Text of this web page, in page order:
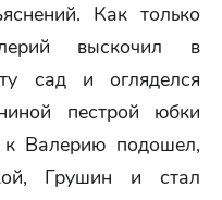
Как только
выскочил в
сад и огляделся
пестрой юбки
Валерию подошел,
Грушин и стал